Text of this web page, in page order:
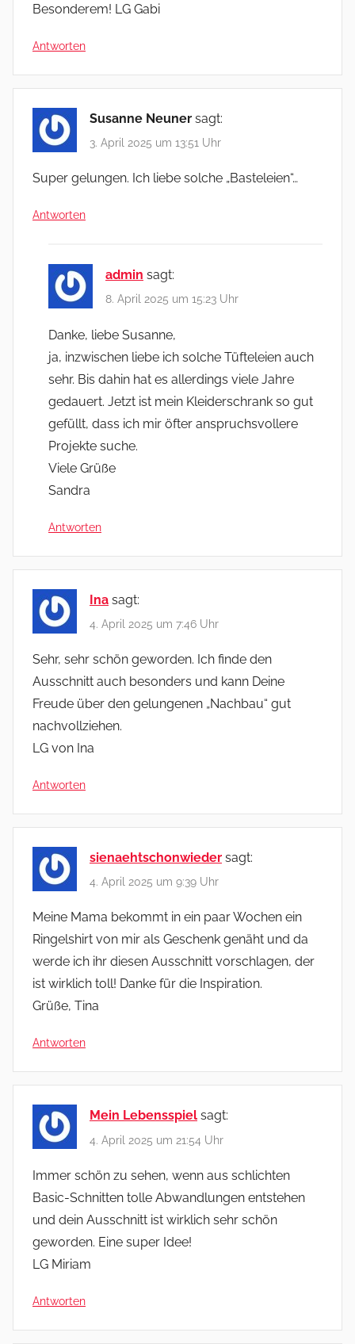
Besonderem! LG Gabi
Antworten
Susanne Neuner sagt:
3. April 2025 um 13:51 Uhr
Super gelungen. Ich liebe solche „Basteleien“…
Antworten
admin sagt:
8. April 2025 um 15:23 Uhr
Danke, liebe Susanne,
ja, inzwischen liebe ich solche Tüfteleien auch
sehr. Bis dahin hat es allerdings viele Jahre
gedauert. Jetzt ist mein Kleiderschrank so gut
gefüllt, dass ich mir öfter anspruchsvollere
Projekte suche.
Viele Grüße
Sandra
Antworten
Ina sagt:
4. April 2025 um 7:46 Uhr
Sehr, sehr schön geworden. Ich finde den
Ausschnitt auch besonders und kann Deine
Freude über den gelungenen „Nachbau“ gut
nachvollziehen.
LG von Ina
Antworten
sienaehtschonwieder sagt:
4. April 2025 um 9:39 Uhr
Meine Mama bekommt in ein paar Wochen ein
Ringelshirt von mir als Geschenk genäht und da
werde ich ihr diesen Ausschnitt vorschlagen, der
ist wirklich toll! Danke für die Inspiration.
Grüße, Tina
Antworten
Mein Lebensspiel sagt:
4. April 2025 um 21:54 Uhr
Immer schön zu sehen, wenn aus schlichten
Basic-Schnitten tolle Abwandlungen entstehen
und dein Ausschnitt ist wirklich sehr schön
geworden. Eine super Idee!
LG Miriam
Antworten